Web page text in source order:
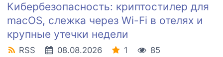
Кибербезопасность: криптостилер для
macOS, слежка через Wi-Fi в отелях и
крупные утечки недели
RSS 08.08.2026 1
85